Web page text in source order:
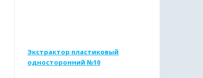
Экстрактор пластиковый
односторонний №10